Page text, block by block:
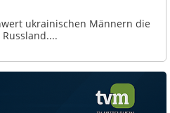
ukrainischen Männern die